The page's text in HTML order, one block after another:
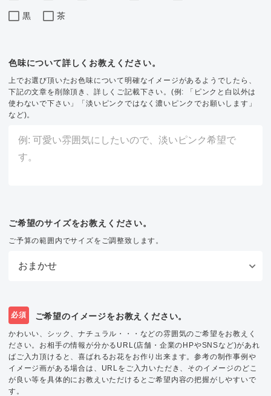
黒 茶
色味について詳しくお教えください。
上でお選び頂いたお色味について明確なイメージがあるようでしたら、
下記の文章を削除頂き、詳しくご記載下さい。(例: 「ピンクと白以外は
使わないで下さい」「淡いピンクではなく濃いピンクでお願いします」
など)。
ご希望のサイズをお教えください。
ご予算の範囲内でサイズをご調整致します。
必須 ご希望のイメージをお教えください。
かわいい、シック、ナチュラル・・・などの雰囲気のご希望をお教えく
ださい。お相手の情報が分かるURL(店舗・企業のHPやSNSなど)があれ
ばご入力頂けると、喜ばれるお花をお作り出来ます。参考の制作事例や
イメージ画がある場合は、URLをご入力いただき、そのイメージのどこ
が良い等を具体的にお教えいただけるとご希望内容の把握がしやすいで
す。